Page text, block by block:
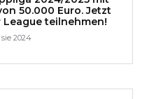
50.000 Euro. Jetzt
teilnehmen!
sie 2024